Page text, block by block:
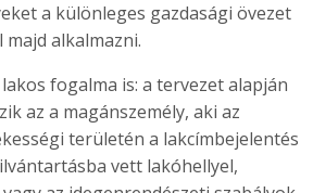
a különleges gazdasági övezet
alkalmazni.
fogalma is: a tervezet alapján
az a magánszemély, aki az
területén a lakcímbejelentés
vett lakóhellyel,